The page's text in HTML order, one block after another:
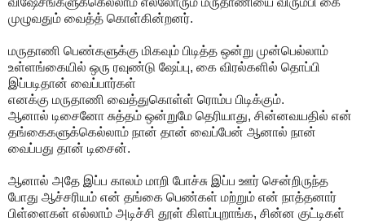
முழுவதும் வைத்த் கொள்கின்றனர்.
மருதாணி பெண்களுக்கு மிகவும் பிடித்த ஒன்று முன்பெல்லாம்
உள்ளங்கையில் ஒரு ரவுண்டு ஷேப்பு, கை விரல்களில் தொப்பி
இப்படிதான் வைப்பார்கள்
எனக்கு மருதாணி வைத்துகொள்ள் ரொம்ப பிடிக்கும்.
ஆனால் டிசைனோ சுத்தம் ஒன்றுமே தெரியாது, சின்னவயதில் என்
தங்கைகளுக்கெல்லாம் நான் தான் வைப்பேன் ஆனால் நான்
வைப்பது தான் டிசைன்.
ஆனால் அதே இப்ப காலம் மாறி போச்சு இப்ப ஊர் சென்றிருந்த
போது ஆச்சரியம் என் தங்கை பெண்கள் மற்றும் என் நாத்தனார்
பிள்ளைகள் எல்லாம் அடிச்சி தூள் கிளப்புறாங்க, சின்ன குட்டிகள்